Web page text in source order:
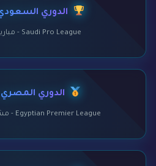
الدوري
Saudi Pro League - مباريات اليوم لايف
الدوري
Egyptian Premier League - مشاهدة مباريات لايف